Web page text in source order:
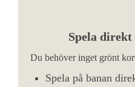
Spela
Du behöver inget grönt
Spela på banan